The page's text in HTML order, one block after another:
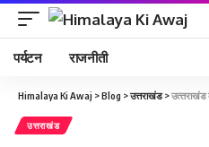
पर्यटन राजनीती
Himalaya Ki Awaj >Blog >उत्तराखंड>उत्‍तराखंड
उत्तराखंड